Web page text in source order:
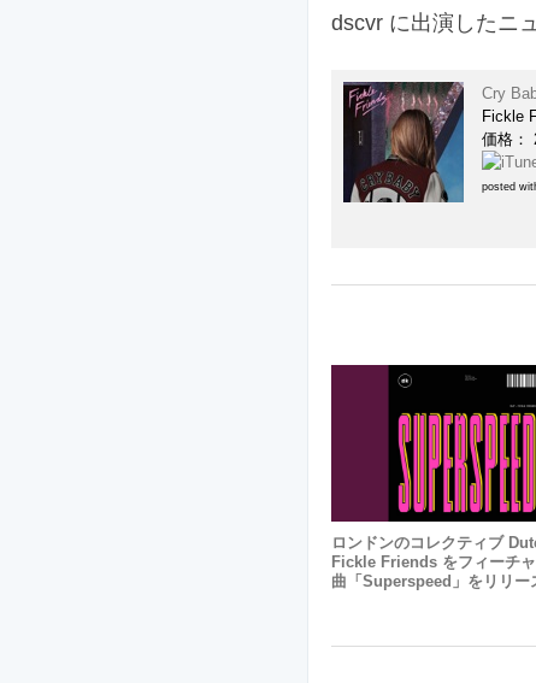
dscvr に出演したニ
Cry
Fickle
価格：
posted
ロンドンのコレクティブ
Fickle Friends をフィーチ
曲「Superspeed」をリリー